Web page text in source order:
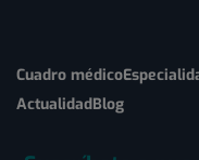
Cuadro médico
ActualidadBlog